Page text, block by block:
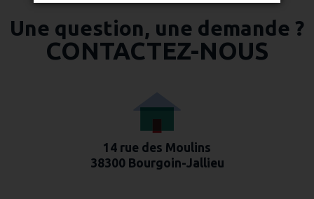
Une question, une demande ?
CONTACTEZ-NOUS
14 rue des Moulins
38300 Bourgoin-Jallieu